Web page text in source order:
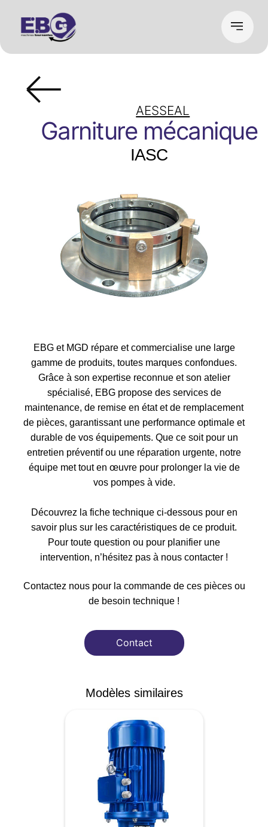
AESSEAL
Garniture mécanique
IASC
EBG et MGD répare et commercialise une large
gamme de produits, toutes marques confondues.
Grâce à son expertise reconnue et son atelier
spécialisé, EBG propose des services de
maintenance, de remise en état et de remplacement
de pièces, garantissant une performance optimale et
durable de vos équipements. Que ce soit pour un
entretien préventif ou une réparation urgente, notre
équipe met tout en œuvre pour prolonger la vie de
vos pompes à vide.
Découvrez la fiche technique ci-dessous pour en
savoir plus sur les caractéristiques de ce produit.
Pour toute question ou pour planifier une
intervention, n’hésitez pas à nous contacter !
Contactez nous pour la commande de ces pièces ou
de besoin technique !
Contact
Modèles similaires